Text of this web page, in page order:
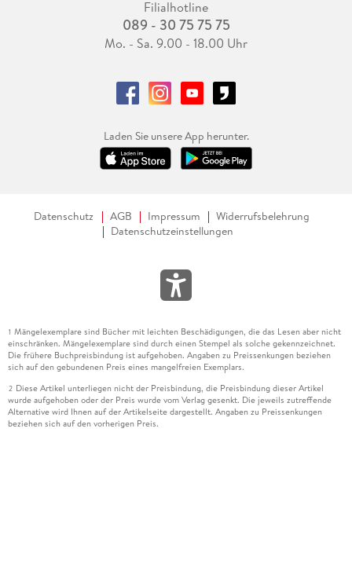
Filialhotline
089 - 30 75 75 75
Mo. - Sa. 9.00 - 18.00 Uhr
Laden Sie unsere App herunter.
Datenschutz AGB Impressum
Widerrufsbelehrung
Datenschutzeinstellungen
1 Mängelexemplare sind Bücher mit leichten Beschädigungen, die das Lesen aber nicht
einschränken. Mängelexemplare sind durch einen Stempel als solche gekennzeichnet.
Die frühere Buchpreisbindung ist aufgehoben. Angaben zu Preissenkungen beziehen
sich auf den gebundenen Preis eines mangelfreien Exemplars.
2 Diese Artikel unterliegen nicht der Preisbindung, die Preisbindung dieser Artikel
wurde aufgehoben oder der Preis wurde vom Verlag gesenkt. Die jeweils zutreffende
Alternative wird Ihnen auf der Artikelseite dargestellt. Angaben zu Preissenkungen
beziehen sich auf den vorherigen Preis.